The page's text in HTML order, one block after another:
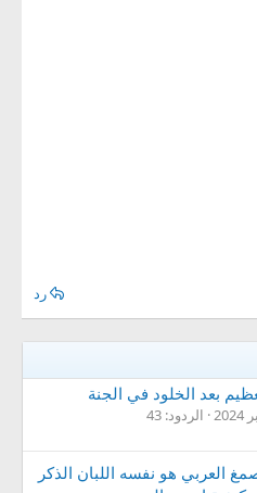
رد
بعد الخلود في الجنة
الردود: 43
العربي هو نفسه اللبان الذكر